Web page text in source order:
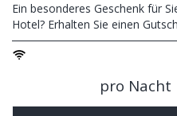
Ein besonderes Geschenk für
Hotel? Erhalten Sie einen
pro Nacht